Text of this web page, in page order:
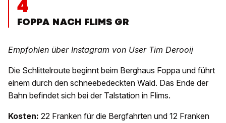
4
FOPPA NACH FLIMS GR
Empfohlen über Instagram von User Tim Derooij
Die Schlittelroute beginnt beim Berghaus Foppa und führt
einem durch den schneebedeckten Wald. Das Ende der
Bahn befindet sich bei der Talstation in Flims.
Kosten: 22 Franken für die Bergfahrten und 12 Franken